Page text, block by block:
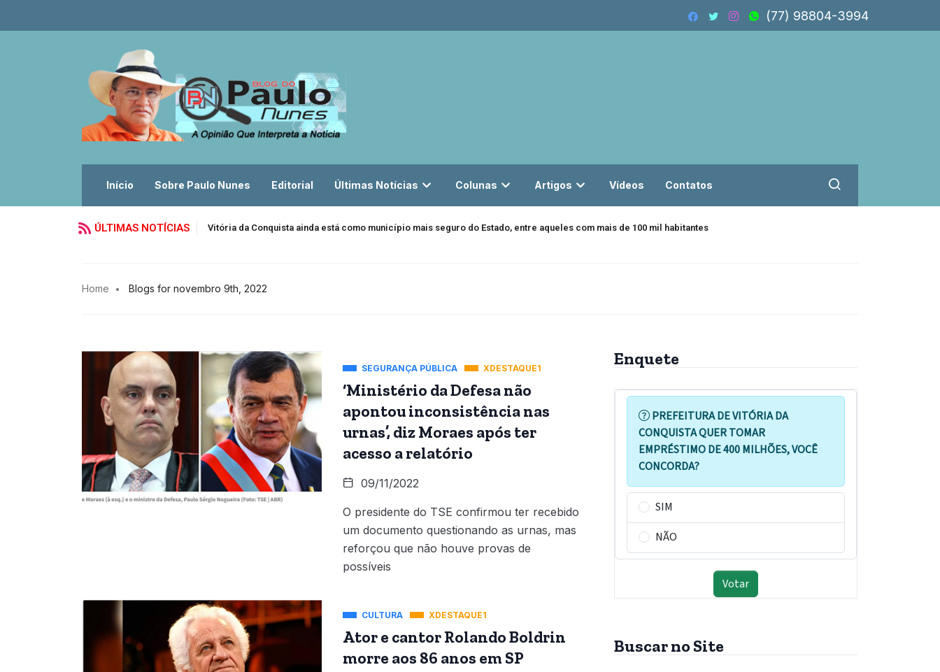
(77) 98804-3994
Início Sobre Paulo Nunes Editorial Últimas Notícias Colunas Artigos Vídeos Contatos
ÚLTIMAS NOTÍCIAS Vitória da Conquista ainda está como município mais seguro do Estado, entre aqueles com mais de 100 mil habitantes
Home Blogs for novembro 9th, 2022
SEGURANÇA PÚBLICA XDESTAQUE1
‘Ministério da Defesa não
apontou inconsistência nas
urnas’, diz Moraes após ter
acesso a relatório
09/11/2022
O presidente do TSE confirmou ter recebido
um documento questionando as urnas, mas
reforçou que não houve provas de
possíveis
CULTURA XDESTAQUE1
Ator e cantor Rolando Boldrin
morre aos 86 anos em SP
Enquete
Buscar no Site